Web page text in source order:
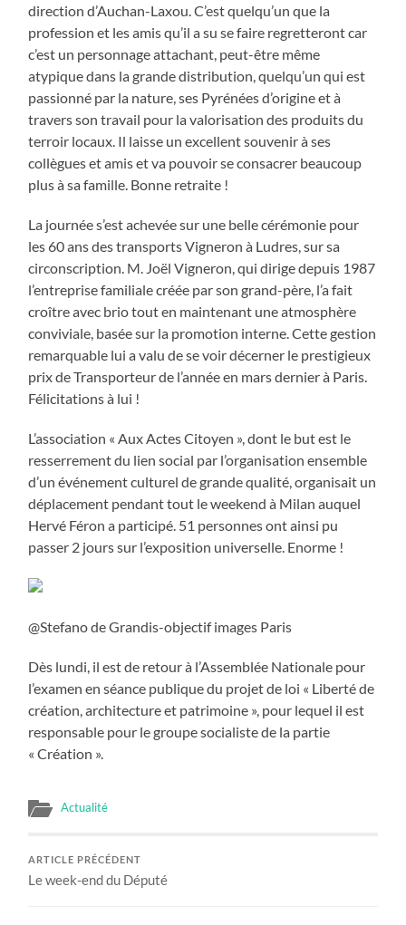
direction d’Auchan-Laxou. C’est quelqu’un que la
profession et les amis qu’il a su se faire regretteront car
c’est un personnage attachant, peut-être même
atypique dans la grande distribution, quelqu’un qui est
passionné par la nature, ses Pyrénées d’origine et à
travers son travail pour la valorisation des produits du
terroir locaux. Il laisse un excellent souvenir à ses
collègues et amis et va pouvoir se consacrer beaucoup
plus à sa famille. Bonne retraite !
La journée s’est achevée sur une belle cérémonie pour
les 60 ans des transports Vigneron à Ludres, sur sa
circonscription. M. Joël Vigneron, qui dirige depuis 1987
l’entreprise familiale créée par son grand-père, l’a fait
croître avec brio tout en maintenant une atmosphère
conviviale, basée sur la promotion interne. Cette gestion
remarquable lui a valu de se voir décerner le prestigieux
prix de Transporteur de l’année en mars dernier à Paris.
Félicitations à lui !
L’association « Aux Actes Citoyen », dont le but est le
resserrement du lien social par l’organisation ensemble
d’un événement culturel de grande qualité, organisait un
déplacement pendant tout le weekend à Milan auquel
Hervé Féron a participé. 51 personnes ont ainsi pu
passer 2 jours sur l’exposition universelle. Enorme !
@Stefano de Grandis-objectif images Paris
Dès lundi, il est de retour à l’Assemblée Nationale pour
l’examen en séance publique du projet de loi « Liberté de
création, architecture et patrimoine », pour lequel il est
responsable pour le groupe socialiste de la partie
« Création ».
Actualité
ARTICLE PRÉCÉDENT
Le week-end du Député